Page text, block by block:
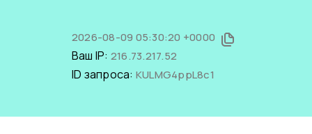
2026-08-09 05:30:20 +0000
Ваш IP: 216.73.217.52
ID запроса: KULMG4ppL8c1